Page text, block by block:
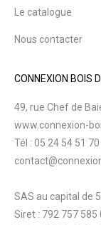
Le catalogue
Nous contacter
CONNEXION BOIS
49, rue Chef de
www.connexion-
Tél : 05 24 54 51 70
SAS au capital de
Siret : 792 757 585